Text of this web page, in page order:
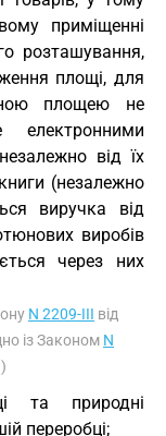
приміщенні
розташування,
площі, для
площею не
від їх
(незалежно
виручка від
виробів
через них
N 2209-III від
із Законом N
та природні
переробці;